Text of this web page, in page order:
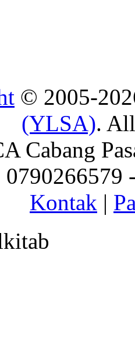
© 2005-
(YLSA).
Cabang
0790266579
Kontak |